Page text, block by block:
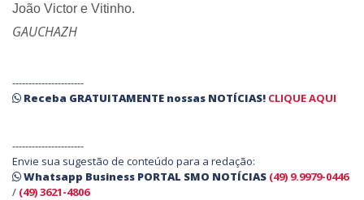
João Victor e Vitinho.
GAUCHAZH
----------------------
Receba GRATUITAMENTE nossas NOTÍCIAS! CLIQUE AQUI
----------------------
Envie sua sugestão de conteúdo para a redação:
Whatsapp Business PORTAL SMO NOTÍCIAS (49) 9.9979-0446
/ (49) 3621-4806